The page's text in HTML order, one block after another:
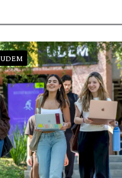
UDEM